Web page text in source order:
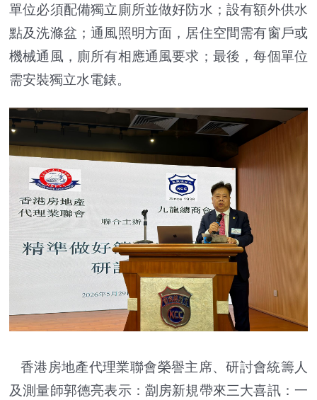
單位必須配備獨立廁所並做好防水；設有額外供水
點及洗滌盆；通風照明方面，居住空間需有窗戶或
機械通風，廁所有相應通風要求；最後，每個單位
需安裝獨立水電錶。
香港房地產代理業聯會榮譽主席、研討會統籌人
及測量師郭德亮表示：劏房新規帶來三大喜訊：一